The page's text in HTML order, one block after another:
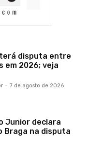
terá disputa entre
em 2026; veja
- 7 de agosto de 2026
Junior declara
Braga na disputa